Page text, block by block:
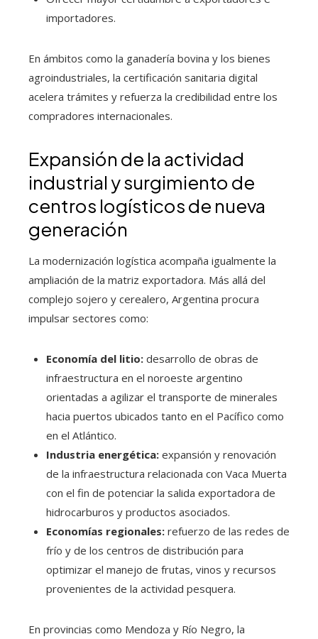
importadores.
En ámbitos como la ganadería bovina y los bienes
agroindustriales, la certificación sanitaria digital
acelera trámites y refuerza la credibilidad entre los
compradores internacionales.
Expansión de la actividad
industrial y surgimiento de
centros logísticos de nueva
generación
La modernización logística acompaña igualmente la
ampliación de la matriz exportadora. Más allá del
complejo sojero y cerealero, Argentina procura
impulsar sectores como:
Economía del litio: desarrollo de obras de
infraestructura en el noroeste argentino
orientadas a agilizar el transporte de minerales
hacia puertos ubicados tanto en el Pacífico como
en el Atlántico.
Industria energética: expansión y renovación
de la infraestructura relacionada con Vaca Muerta
con el fin de potenciar la salida exportadora de
hidrocarburos y productos asociados.
Economías regionales: refuerzo de las redes de
frío y de los centros de distribución para
optimizar el manejo de frutas, vinos y recursos
provenientes de la actividad pesquera.
En provincias como Mendoza y Río Negro, la